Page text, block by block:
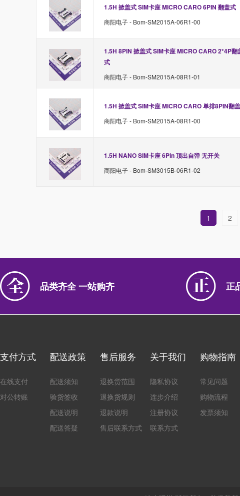
1.5H 掀盖式 SIM卡座 MICRO CARO 6PIN 翻盖式
商阳电子 - Bom-SM2015A-06R1-00
1.5H 8PIN 掀盖式 SIM卡座 MICRO CARO 2*4P翻
式
商阳电子 - Bom-SM2015A-08R1-01
1.5H 掀盖式 SIM卡座 MICRO CARO 单排8PIN翻
商阳电子 - Bom-SM2015A-08R1-00
1.5H NANO SIM卡座 6Pin 顶出自弹 无开关
商阳电子 - Bom-SM3015B-06R1-02
1 2
品类齐全 一站购齐 正
支付方式
在线支付
对公转账
配送政策
配送须知
验货签收
配送说明
配送答疑
售后服务
退换货范围
退换货规则
退款说明
售后联系方式
关于我们
隐私协议
连步介绍
注册协议
联系方式
购物指南
常见问题
购物流程
发票须知